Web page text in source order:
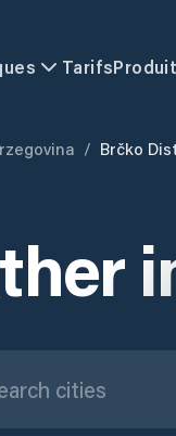
Tarifs
/ Brčko